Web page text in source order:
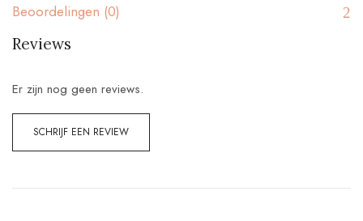
Beoordelingen (0)
Reviews
Er zijn nog geen reviews.
SCHRIJF EEN REVIEW